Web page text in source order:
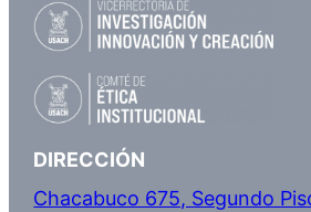
DIRECCIÓN
Chacabuco 675, Segundo